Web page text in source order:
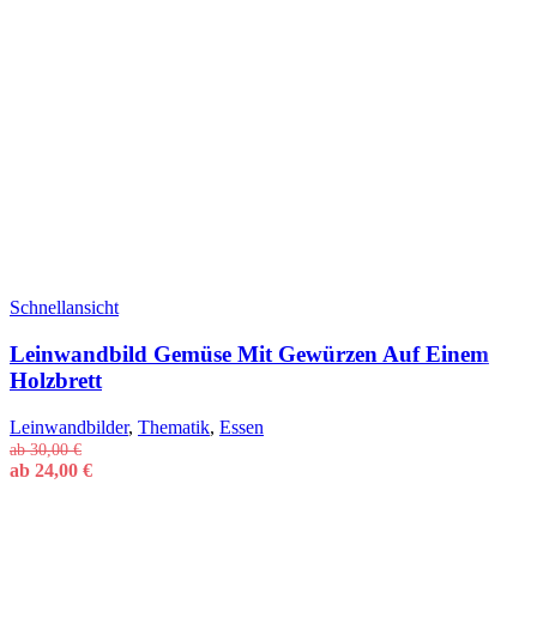
Schnellansicht
Leinwandbild Gemüse Mit Gewürzen Auf Einem
Holzbrett
Leinwandbilder, Thematik, Essen
ab30,00€
ab 24,00 €